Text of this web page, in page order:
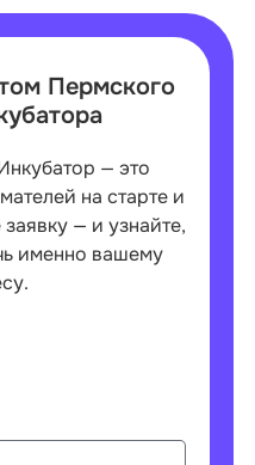
Пермского
— это
на старте и
— и узнайте,
именно вашему